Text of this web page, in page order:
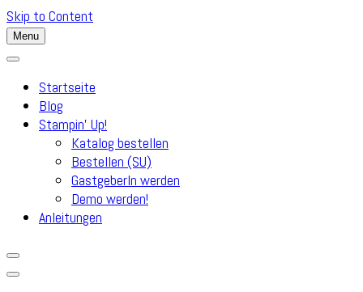
Skip to Content
Menu
Startseite
Blog
Stampin’ Up!
Katalog bestellen
Bestellen (SU)
GastgeberIn werden
Demo werden!
Anleitungen